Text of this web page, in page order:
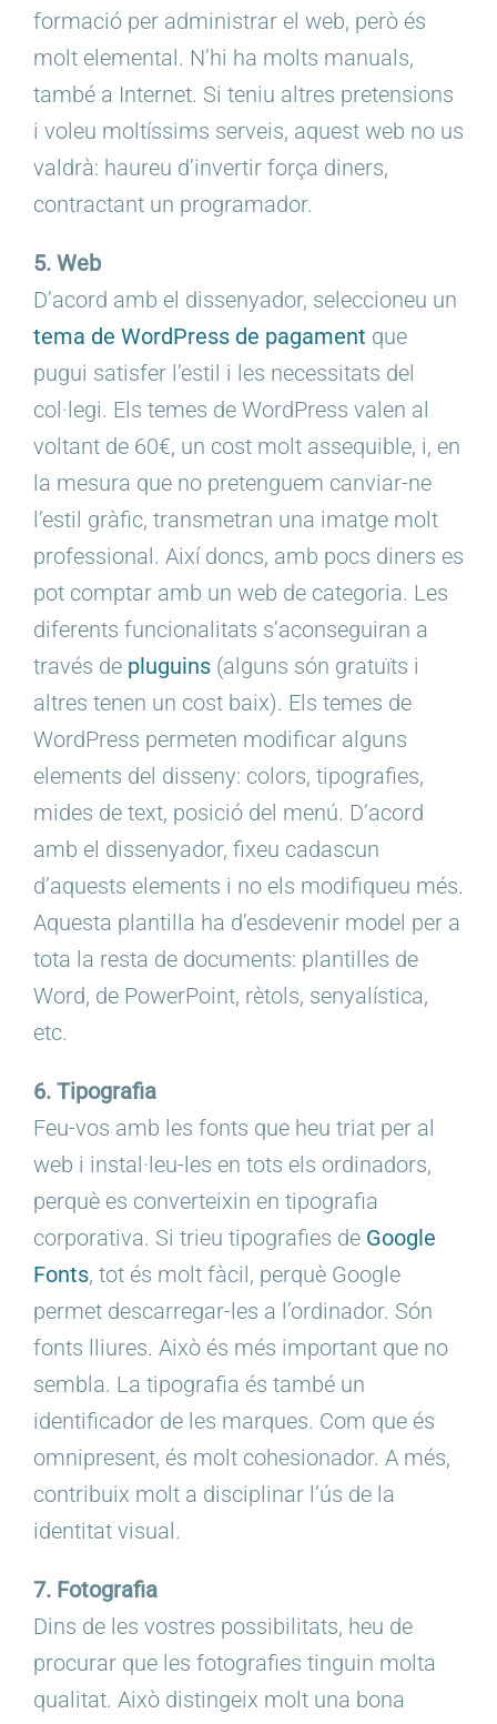
formació per administrar el web, però és
molt elemental. N’hi ha molts manuals,
també a Internet. Si teniu altres pretensions
i voleu moltíssims serveis, aquest web no us
valdrà: haureu d’invertir força diners,
contractant un programador.
5. Web
D’acord amb el dissenyador, seleccioneu un
tema de WordPress de pagament que
pugui satisfer l’estil i les necessitats del
col·legi. Els temes de WordPress valen al
voltant de 60€, un cost molt assequible, i, en
la mesura que no pretenguem canviar-ne
l’estil gràfic, transmetran una imatge molt
professional. Així doncs, amb pocs diners es
pot comptar amb un web de categoria. Les
diferents funcionalitats s’aconseguiran a
través de pluguins (alguns són gratuïts i
altres tenen un cost baix). Els temes de
WordPress permeten modificar alguns
elements del disseny: colors, tipografies,
mides de text, posició del menú. D’acord
amb el dissenyador, fixeu cadascun
d’aquests elements i no els modifiqueu més.
Aquesta plantilla ha d’esdevenir model per a
tota la resta de documents: plantilles de
Word, de PowerPoint, rètols, senyalística,
etc.
6. Tipografia
Feu-vos amb les fonts que heu triat per al
web i instal·leu-les en tots els ordinadors,
perquè es converteixin en tipografia
corporativa. Si trieu tipografies de Google
Fonts, tot és molt fàcil, perquè Google
permet descarregar-les a l’ordinador. Són
fonts lliures. Això és més important que no
sembla. La tipografia és també un
identificador de les marques. Com que és
omnipresent, és molt cohesionador. A més,
contribuix molt a disciplinar l’ús de la
identitat visual.
7. Fotografia
Dins de les vostres possibilitats, heu de
procurar que les fotografies tinguin molta
qualitat. Això distingeix molt una bona